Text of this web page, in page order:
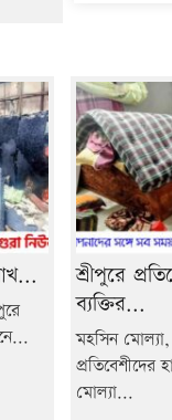
শ্রীপুরে
ব্যক্তির...
মহসিন মোল্যা,
মোল্যা...